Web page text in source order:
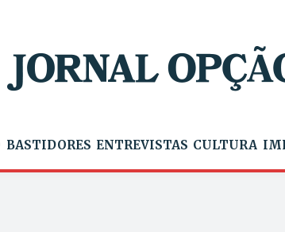
BASTIDORES ENTREVISTAS CULTURA